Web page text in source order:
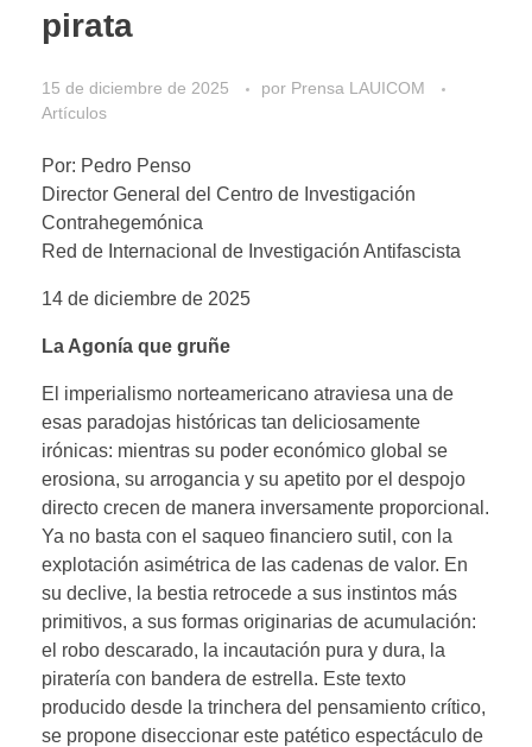
pirata
15 de diciembre de 2025 por Prensa LAUICOM
Artículos
Por: Pedro Penso
Director General del Centro de Investigación
Contrahegemónica
Red de Internacional de Investigación Antifascista
14 de diciembre de 2025
La Agonía que gruñe
El imperialismo norteamericano atraviesa una de
esas paradojas históricas tan deliciosamente
irónicas: mientras su poder económico global se
erosiona, su arrogancia y su apetito por el despojo
directo crecen de manera inversamente proporcional.
Ya no basta con el saqueo financiero sutil, con la
explotación asimétrica de las cadenas de valor. En
su declive, la bestia retrocede a sus instintos más
primitivos, a sus formas originarias de acumulación:
el robo descarado, la incautación pura y dura, la
piratería con bandera de estrella. Este texto
producido desde la trinchera del pensamiento crítico,
se propone diseccionar este patético espectáculo de